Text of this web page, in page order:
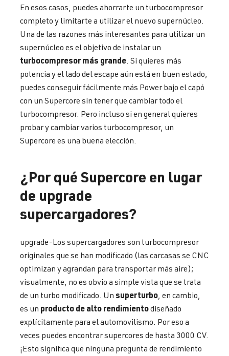
En esos casos, puedes ahorrarte un turbocompresor
completo y limitarte a utilizar el nuevo supernúcleo.
Una de las razones más interesantes para utilizar un
supernúcleo es el objetivo de instalar un
turbocompresor más grande. Si quieres más
potencia y el lado del escape aún está en buen estado,
puedes conseguir fácilmente más Power bajo el capó
con un Supercore sin tener que cambiar todo el
turbocompresor. Pero incluso si en general quieres
probar y cambiar varios turbocompresor, un
Supercore es una buena elección.
¿Por qué Supercore en lugar
de upgrade
supercargadores?
upgrade-Los supercargadores son turbocompresor
originales que se han modificado (las carcasas se CNC
optimizan y agrandan para transportar más aire);
visualmente, no es obvio a simple vista que se trata
de un turbo modificado. Un superturbo, en cambio,
es un producto de alto rendimientodiseñado
explícitamente para el automovilismo. Por eso a
veces puedes encontrar supercores de hasta 3000 CV.
¡Esto significa que ninguna pregunta de rendimiento